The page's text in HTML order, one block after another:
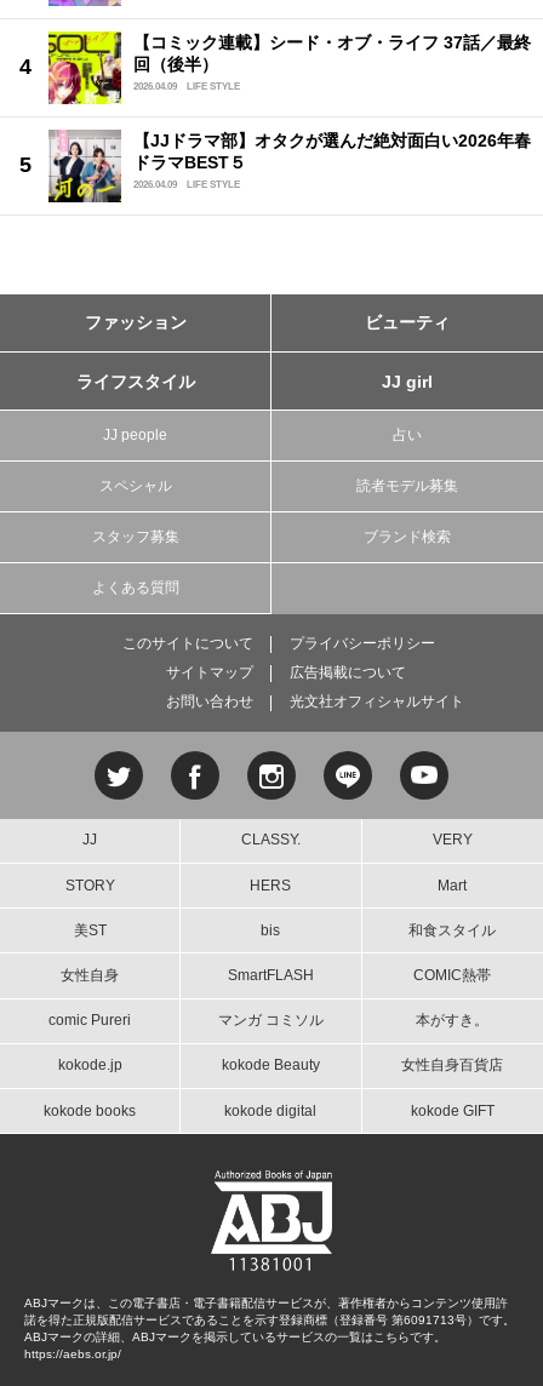
【コミック連載】シード・オブ・ライフ 37話／最終
回（後半）
2026.04.09 LIFE STYLE
【JJドラマ部】オタクが選んだ絶対面白い2026年春
ドラマBEST５
2026.04.09 LIFE STYLE
ファッション ビューティ
ライフスタイル JJ girl
JJ people 占い
スペシャル 読者モデル募集
スタッフ募集 ブランド検索
よくある質問
このサイトについて
プライバシーポリシー
サイトマップ
広告掲載について
お問い合わせ
光文社オフィシャルサイト
JJ CLASSY. VERY
STORY HERS Mart
美ST bis 和食スタイル
女性自身 SmartFLASH COMIC熱帯
comic Pureri マンガ コミソル 本がすき。
kokode.jp kokode Beauty 女性自身百貨店
kokode books kokode digital kokode GIFT
ABJマークは、この電子書店・電子書籍配信サービスが、著作権者からコンテンツ使用許
諾を得た正規版配信サービスであることを示す登録商標（登録番号 第6091713号）です。
ABJマークの詳細、ABJマークを掲示しているサービスの一覧はこちらです。
https://aebs.or.jp/